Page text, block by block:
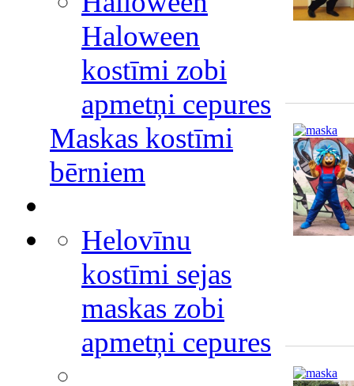
Haloween
kostīmi zobi
apmetņi cepures
Maskas kostīmi
bērniem
Helovīnu
kostīmi sejas
maskas zobi
apmetņi cepures